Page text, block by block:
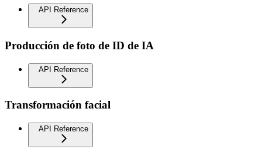
API Reference
Producción de foto de ID de IA
API Reference
Transformación facial
API Reference